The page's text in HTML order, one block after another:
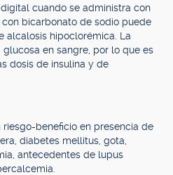
cuando se administra con
bicarbonato de sodio puede
alcalosis hipoclorémica. La
en sangre, por lo que es
dosis de insulina y de
beneficio en presencia de
diabetes mellitus, gota,
antecedentes de lupus